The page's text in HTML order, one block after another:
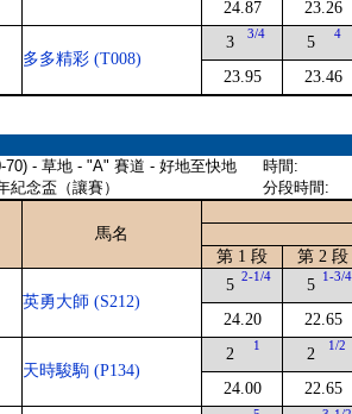
24.87 23.26
多多精彩 (T008)
3 3/4
23.95
5 4
23.46
70) - 草地 - "A" 賽道 - 好地至快地
紀念盃（讓賽）
時間:
分段時間:
馬名
第 1 段
第 2 段
英勇大師 (S212)
5 2-1/4
24.20
5 1-3/4
22.65
天時駿駒 (P134)
2 1
24.00
2 1/2
22.65